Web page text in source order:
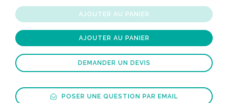
AJOUTER AU PANIER
AJOUTER AU PANIER
DEMANDER UN DEVIS
POSER UNE QUESTION PAR EMAIL